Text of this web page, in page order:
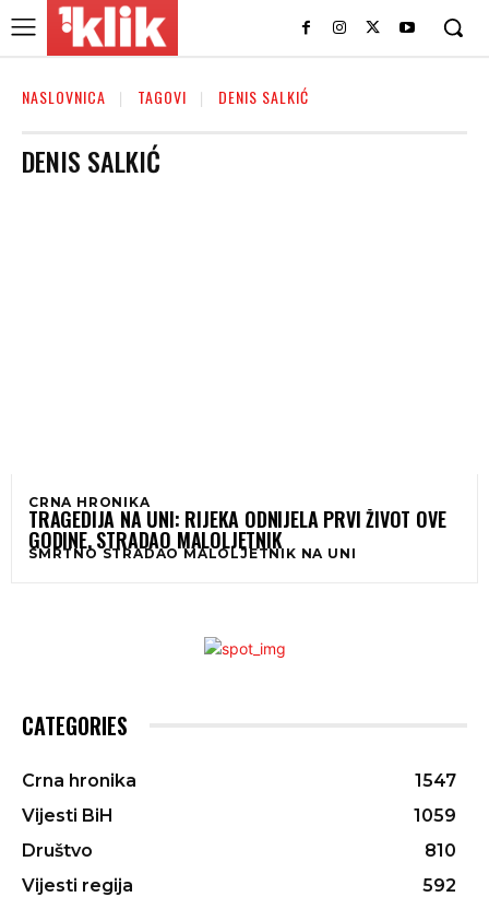
NASLOVNICA TAGOVI DENIS SALKIĆ
DENIS SALKIĆ
CRNA HRONIKA
TRAGEDIJA NA UNI: RIJEKA ODNIJELA PRVI ŽIVOT OVE
GODINE, STRADAO MALOLJETNIK
SMRTNO STRADAO MALOLJETNIK NA UNI
CATEGORIES
Crna hronika
1547
Vijesti BiH
1059
Društvo
810
Vijesti regija
592